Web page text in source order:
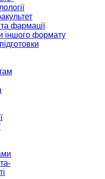
та фармації
іншого формату